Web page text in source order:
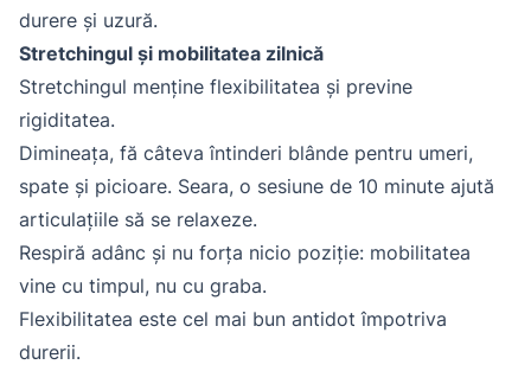
durere și uzură.
Stretchingul și mobilitatea zilnică
Stretchingul menține flexibilitatea și previne
rigiditatea.
Dimineața, fă câteva întinderi blânde pentru umeri,
spate și picioare. Seara, o sesiune de 10 minute ajută
articulațiile să se relaxeze.
Respiră adânc și nu forța nicio poziție: mobilitatea
vine cu timpul, nu cu graba.
Flexibilitatea este cel mai bun antidot împotriva
durerii.